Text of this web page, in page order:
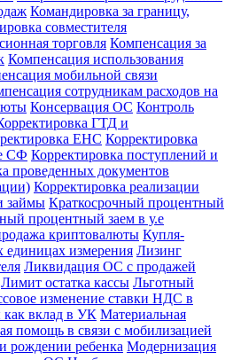
Командировка за границу,
совместителя
торговля Компенсация за
Компенсация использования
мобильной связи
сотрудникам расходов на
Консервация ОС Контроль
ГТД и
ЕНС Корректировка
СФ Корректировка поступлений и
проведенных документов
Корректировка реализации
займы Краткосрочный процентный
процентный заем в у.е
криптовалюты Купля-
единицах измерения Лизинг
Ликвидация ОС с продажей
Лимит остатка кассы Льготный
изменение ставки НДС в
вклад в УК Материальная
помощь в связи с мобилизацией
рождении ребенка Модернизация